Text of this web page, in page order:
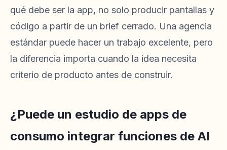
qué debe ser la app, no solo producir pantallas y
código a partir de un brief cerrado. Una agencia
estándar puede hacer un trabajo excelente, pero
la diferencia importa cuando la idea necesita
criterio de producto antes de construir.
¿Puede un estudio de apps de
consumo integrar funciones de AI